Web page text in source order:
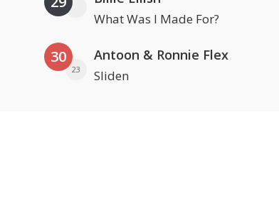
What Was I Made For?
30
23
Antoon & Ronnie Flex
Sliden